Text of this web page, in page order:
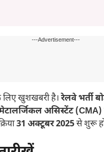
---Advertisement---
लिए खुशखबरी है। रेलवे भर्ती
असिस्टेंट (CMA)
31 अक्टूबर 2025से शुरू